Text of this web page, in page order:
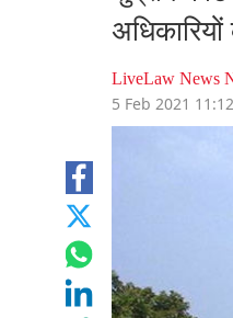
LiveLaw News
5 Feb 2021